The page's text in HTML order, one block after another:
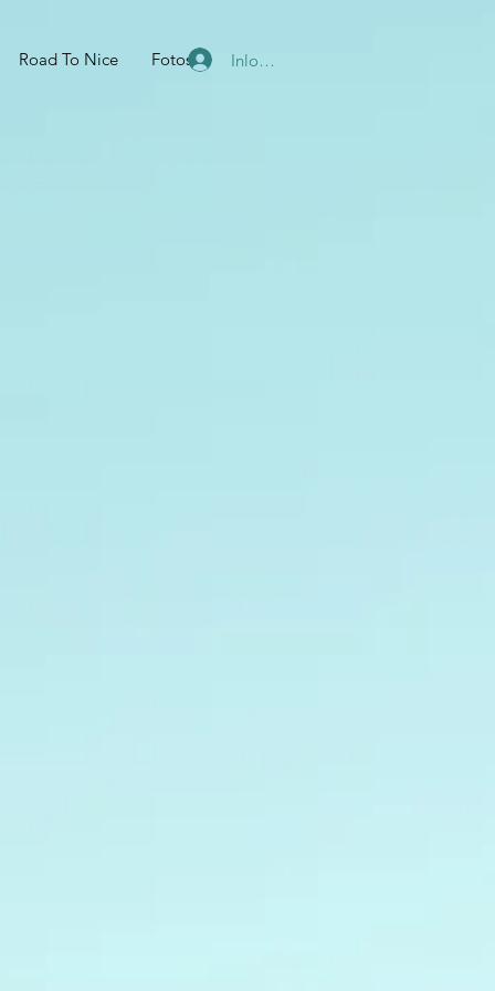
Road To Nice Fotos Inloggen